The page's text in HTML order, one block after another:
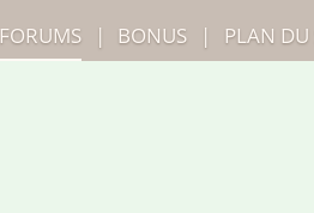
FORUMS | BONUS | PLAN DU